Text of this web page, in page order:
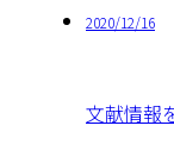
2020/12/16
文献情報